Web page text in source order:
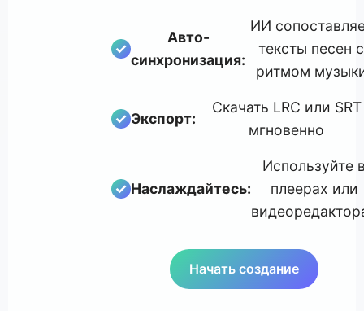
1
Создать
2
Синхронизация
3
Экспорт
♪
♬
Авто-
синхронизация:
ИИ
тексты песен с
ритмом
Экспорт:
Скачать LRC или SRT
мгновенно
Наслаждайтесь:
Используйте
плеерах или
Начать создание